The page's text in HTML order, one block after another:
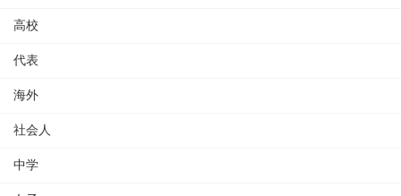
高校
代表
海外
社会人
中学